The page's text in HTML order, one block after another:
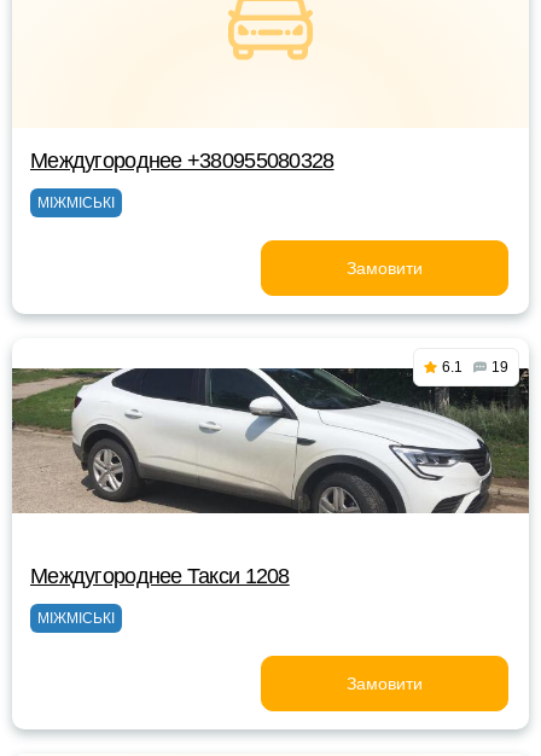
Междугороднее +380955080328
МІЖМІСЬКІ
Замовити
6.1 19
Междугороднее Такси 1208
МІЖМІСЬКІ
Замовити